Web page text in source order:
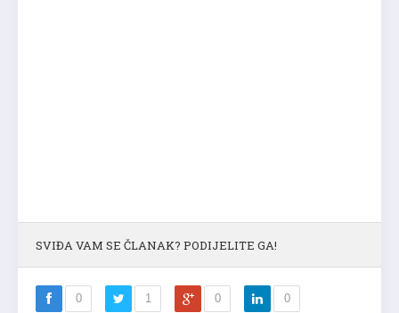
SVIĐA VAM SE ČLANAK? PODIJELITE GA!
0 1 0 0